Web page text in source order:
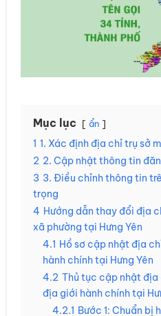
Mục lục ẩn
1 1. Xác định địa chỉ trụ sở
2 2. Cập nhật thông tin
3 3. Điều chỉnh thông tin
trọng
4 Hướng dẫn thay đổi địa
xã phường tại Hưng Yên
4.1 Hồ sơ cập nhật địa
hành chính tại Hưng Yên
4.2 Thủ tục cập nhật
địa giới hành chính tại
4.2.1 Bước 1: Chuẩn bị